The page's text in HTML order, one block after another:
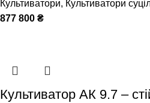
Культиватори, Культиватори
877 800 ₴
Культиватор АК 9.7 –